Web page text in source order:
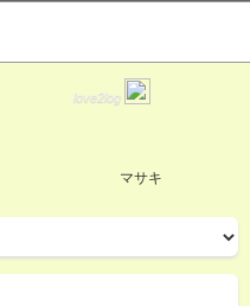
love2log
マサキ